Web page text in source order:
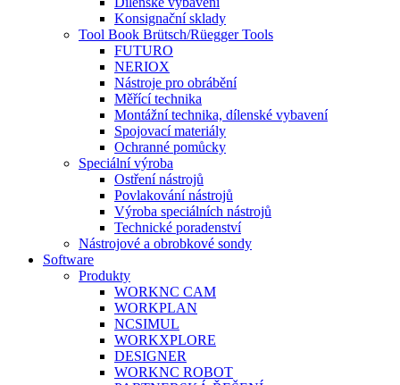
Konsignační sklady
Tool Book Brütsch/Rüegger Tools
FUTURO
NERIOX
Nástroje pro obrábění
Měřící technika
Montážní technika, dílenské vybavení
Spojovací materiály
Ochranné pomůcky
Speciální výroba
Ostření nástrojů
Povlakování nástrojů
Výroba speciálních nástrojů
Technické poradenství
Nástrojové a obrobkové sondy
Software
Produkty
WORKNC CAM
WORKPLAN
NCSIMUL
WORKXPLORE
DESIGNER
WORKNC ROBOT